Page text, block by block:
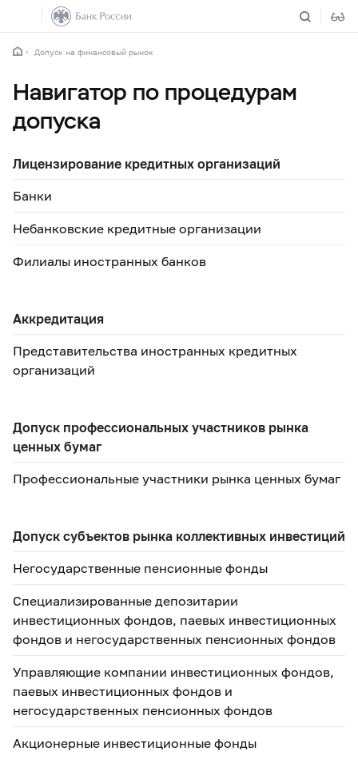
Допуск на финансовый рынок
Навигатор по процедурам
допуска
Лицензирование кредитных организаций
Банки
Небанковские кредитные организации
Филиалы иностранных банков
Аккредитация
Представительства иностранных кредитных
организаций
Допуск профессиональных участников рынка
ценных бумаг
Профессиональные участники рынка ценных бумаг
Допуск субъектов рынка коллективных инвестиций
Негосударственные пенсионные фонды
Специализированные депозитарии
инвестиционных фондов, паевых инвестиционных
фондов и негосударственных пенсионных фондов
Управляющие компании инвестиционных фондов,
паевых инвестиционных фондов и
негосударственных пенсионных фондов
Акционерные инвестиционные фонды